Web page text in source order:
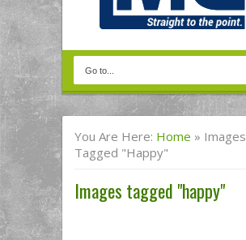
You Are Here: Home » Images
Tagged "happy"
Images tagged "happy"